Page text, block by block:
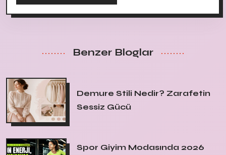
Benzer Bloglar
Demure Stili Nedir? Zarafetin
Sessiz Gücü
Spor Giyim Modasında 2026